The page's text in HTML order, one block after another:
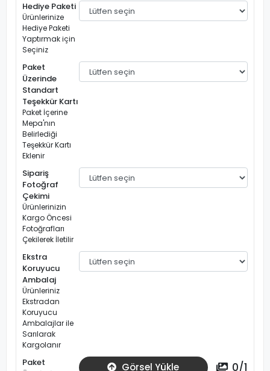
Hediye Paketi
Ürünlerinize
Hediye Paketi
Yaptırmak için
Seçiniz
Paket
Üzerinde
Standart
Teşekkür Kartı
Paket İçerine
Mepa'nın
Belirlediği
Teşekkür Kartı
Eklenir
Sipariş
Fotoğraf
Çekimi
Ürünlerinizin
Kargo Öncesi
Fotoğrafları
Çekilerek İletilir
Ekstra
Koruyucu
Ambalaj
Ürünleriniz
Ekstradan
Koruyucu
Ambalajlar ile
Sarılarak
Kargolanır
Paket
Görsel Yükle 0/1